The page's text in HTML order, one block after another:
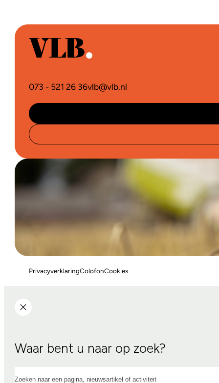
073 - 521 26 36vlb@vlb.nl
PrivacyverklaringColofonCookies
Waar bent u naar op zoek?